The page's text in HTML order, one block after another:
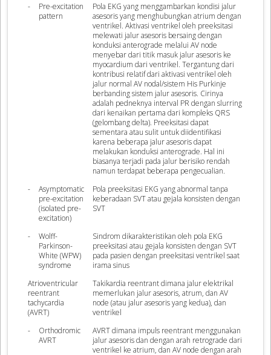
-
Pre-excitation
pattern
Pola EKG yang menggambarkan kondisi jalur
asesoris yang menghubungkan atrium dengan
ventrikel. Aktivasi ventrikel oleh preeksitasi
melewati jalur asesoris bersaing dengan
konduksi anterograde melalui AV node
menyebar dari titik masuk jalur asesoris ke
myocardium dari ventrikel. Tergantung dari
kontribusi relatif dari aktivasi ventrikel oleh
jalur normal AV nodal/sistem His Purkinje
berbanding sistem jalur asesoris. Cirinya
adalah pedneknya interval PR dengan slurring
dari kenaikan pertama dari kompleks QRS
(gelombang delta). Preeksitasi dapat
sementara atau sulit untuk diidentifikasi
karena beberapa jalur asesoris dapat
melakukan konduksi anterograde. Hal ini
biasanya terjadi pada jalur berisiko rendah
namun terdapat beberapa pengecualian.
-
Asymptomatic
pre-excitation
(isolated pre-
excitation)
Pola preeksitasi EKG yang abnormal tanpa
keberadaan SVT atau gejala konsisten dengan
SVT
-
Wolff-
Parkinson-
White (WPW)
syndrome
Sindrom dikarakteristikan oleh pola EKG
preeksitasi atau gejala konsisten dengan SVT
pada pasien dengan preeksitasi ventrikel saat
irama sinus
Atrioventricular
reentrant
tachycardia
(AVRT)
Takikardia reentrant dimana jalur elektrikal
memerlukan jalur asesoris, atrum, dan AV
node (atau jalur asesoris yang kedua), dan
ventrikel
-
Orthodromic
AVRT
AVRT dimana impuls reentrant menggunakan
jalur asesoris dan dengan arah retrograde dari
ventrikel ke atrium, dan AV node dengan arah